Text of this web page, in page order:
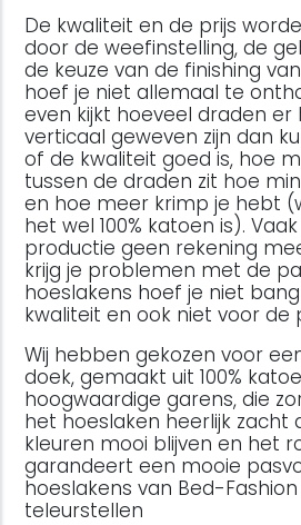
De kwaliteit en de prijs
door de weefinstelling, de
de keuze van de finishing
hoef je niet allemaal te
even kijkt hoeveel draden er
verticaal geweven zijn dan
of de kwaliteit goed is, hoe
tussen de draden zit hoe
en hoe meer krimp je hebt
het wel 100% katoen is).
productie geen rekening
krijg je problemen met de
hoeslakens hoef je niet
kwaliteit en ook niet voor de
Wij hebben gekozen voor
doek, gemaakt uit 100%
hoogwaardige garens, die
het hoeslaken heerlijk zacht
kleuren mooi blijven en het
garandeert een mooie
hoeslakens van Bed-
teleurstellen